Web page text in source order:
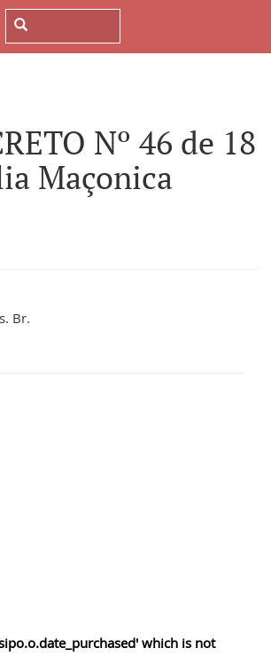
Nº 46 de 18
Maçonica
Br.
which is not